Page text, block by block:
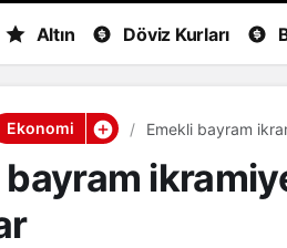
Altın Döviz Kurları
Ekonomi Emekli bayram